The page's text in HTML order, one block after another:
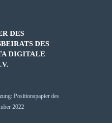
DES
DES
DIGITALE